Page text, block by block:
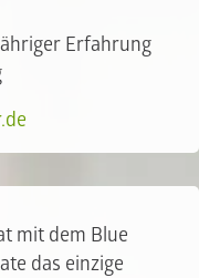
Erfahrung
mit dem Blue
das einzige